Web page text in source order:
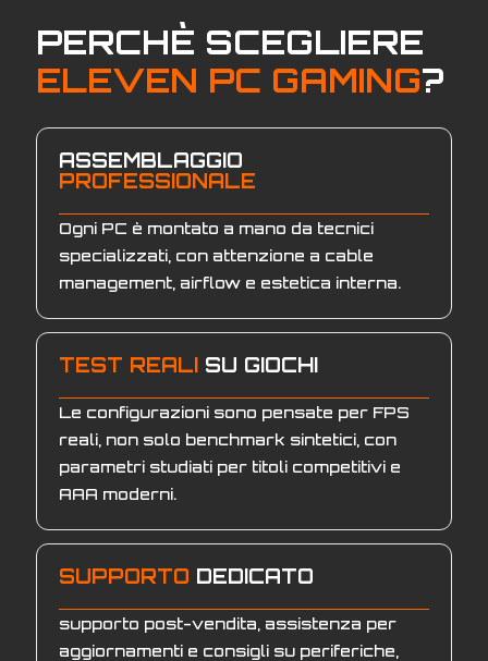
PERCHÈ SCEGLIERE
ELEVEN PC GAMING?
ASSEMBLAGGIO
PROFESSIONALE
Ogni PC è montato a mano da tecnici
specializzati, con attenzione a cable
management, airflow e estetica interna.
TEST REALI SU GIOCHI
Le configurazioni sono pensate per FPS
reali, non solo benchmark sintetici, con
parametri studiati per titoli competitivi e
AAA moderni.
SUPPORTO DEDICATO
supporto post-vendita, assistenza per
aggiornamenti e consigli su periferiche,